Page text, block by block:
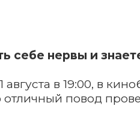
себе нервы и
августа в 19:00, в
отличный повод